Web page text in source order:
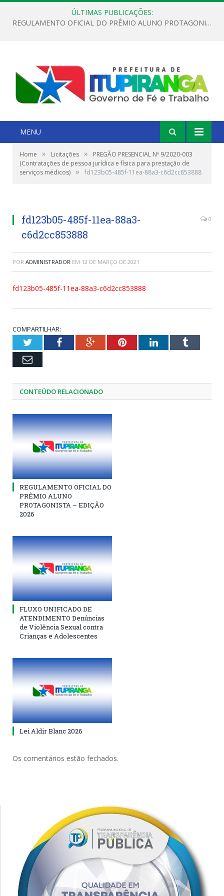
ÚLTIMAS PUBLICAÇÕES:
REGULAMENTO OFICIAL DO PRÊMIO ALUNO PROTAGONISTA – EDIÇÃO 2026
MENU
Home » Licitações »
PREGÃO PRESENCIAL Nº 9/2020-003
(Contratações de pessoa jurídica e física para prestação de
serviços médicos) » fd123b05-485f-11ea-88a3-c6d2cc853888
fd123b05-485f-11ea-88a3-
c6d2cc853888
0
POR ADMINISTRADOR EM 12 DE MARÇO DE 2021
fd123b05-485f-11ea-88a3-c6d2cc853888
COMPARTILHAR:
TwitterFacebookGoogle+PinterestLinkedInTumblr
Email
CONTEÚDO RELACIONADO
REGULAMENTO OFICIAL DO
PRÊMIO ALUNO
PROTAGONISTA – EDIÇÃO
2026
FLUXO UNIFICADO DE
ATENDIMENTO Denúncias
de Violência Sexual contra
Crianças e Adolescentes
Lei Aldir Blanc 2026
Os comentários estão fechados.